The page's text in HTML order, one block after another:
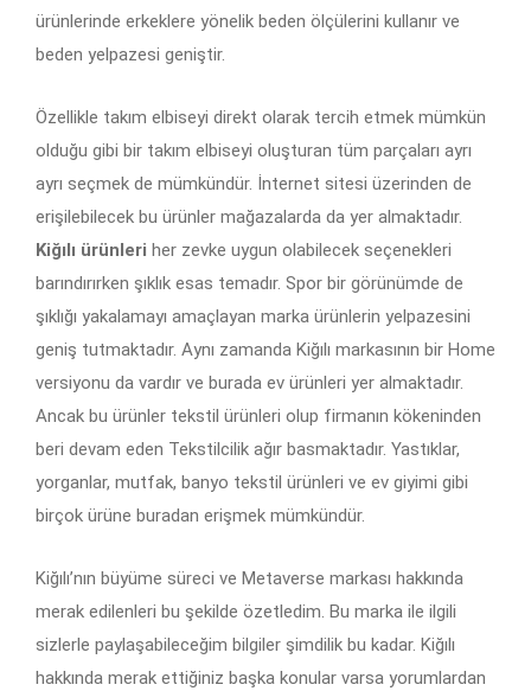
ürünlerinde erkeklere yönelik beden ölçülerini kullanır ve
beden yelpazesi geniştir.
Özellikle takım elbiseyi direkt olarak tercih etmek mümkün
olduğu gibi bir takım elbiseyi oluşturan tüm parçaları ayrı
ayrı seçmek de mümkündür. İnternet sitesi üzerinden de
erişilebilecek bu ürünler mağazalarda da yer almaktadır.
Kiğılı ürünleri her zevke uygun olabilecek seçenekleri
barındırırken şıklık esas temadır. Spor bir görünümde de
şıklığı yakalamayı amaçlayan marka ürünlerin yelpazesini
geniş tutmaktadır. Aynı zamanda Kiğılı markasının bir Home
versiyonu da vardır ve burada ev ürünleri yer almaktadır.
Ancak bu ürünler tekstil ürünleri olup firmanın kökeninden
beri devam eden Tekstilcilik ağır basmaktadır. Yastıklar,
yorganlar, mutfak, banyo tekstil ürünleri ve ev giyimi gibi
birçok ürüne buradan erişmek mümkündür.
Kiğılı’nın büyüme süreci ve Metaverse markası hakkında
merak edilenleri bu şekilde özetledim. Bu marka ile ilgili
sizlerle paylaşabileceğim bilgiler şimdilik bu kadar. Kiğılı
hakkında merak ettiğiniz başka konular varsa yorumlardan